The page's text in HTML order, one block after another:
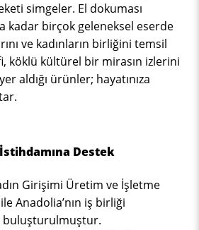
simgeler. El dokuması
kadar birçok geleneksel eserde
ve kadınların birliğini temsil
köklü kültürel bir mirasın izlerini
aldığı ürünler; hayatınıza
Destek
Girişimi Üretim ve İşletme
Anadolia’nın iş birliği
buluşturulmuştur.